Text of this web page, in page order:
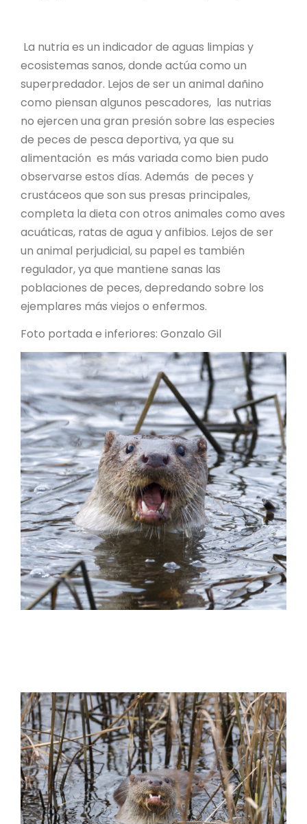
La nutria es un indicador de aguas limpias y
ecosistemas sanos, donde actúa como un
superpredador. Lejos de ser un animal dañino
como piensan algunos pescadores, las nutrias
no ejercen una gran presión sobre las especies
de peces de pesca deportiva, ya que su
alimentación es más variada como bien pudo
observarse estos días. Además de peces y
crustáceos que son sus presas principales,
completa la dieta con otros animales como aves
acuáticas, ratas de agua y anfibios. Lejos de ser
un animal perjudicial, su papel es también
regulador, ya que mantiene sanas las
poblaciones de peces, depredando sobre los
ejemplares más viejos o enfermos.
Foto portada e inferiores: Gonzalo Gil